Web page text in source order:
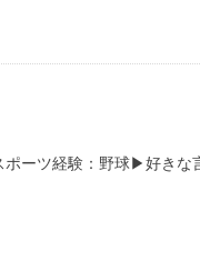
ツ経験：野球▶好きな
願いします。